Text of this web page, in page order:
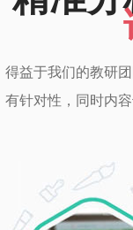
得益于我们的教研
有针对性，同时内